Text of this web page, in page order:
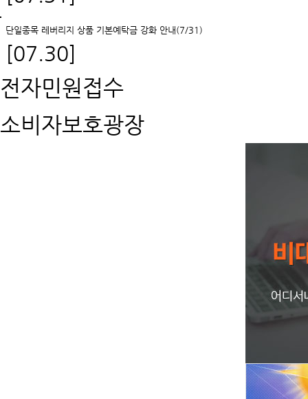
단일종목 레버리지 상품 기본예탁금 강화 안내(7/31)
[07.30]
전자민원접수
소비자보호광장